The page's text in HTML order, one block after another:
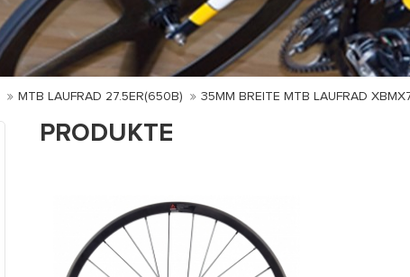
MTB LAUFRAD 27.5ER(650B) 35MM BREITE MTB LAUFRAD
PRODUKTE